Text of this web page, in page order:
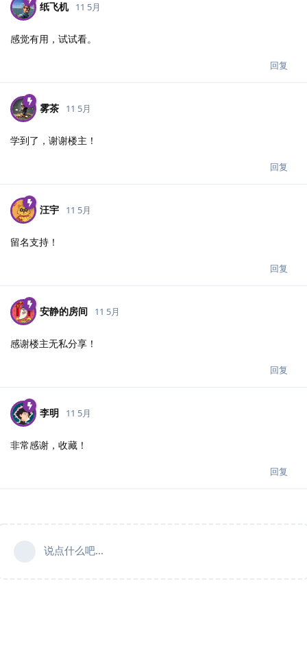
纸飞机 11 5月
感觉有用，试试看。
回复
雾茶 11 5月
学到了，谢谢楼主！
回复
汪宇 11 5月
留名支持！
回复
安静的房间 11 5月
感谢楼主无私分享！
回复
李明 11 5月
非常感谢，收藏！
回复
说点什么吧...